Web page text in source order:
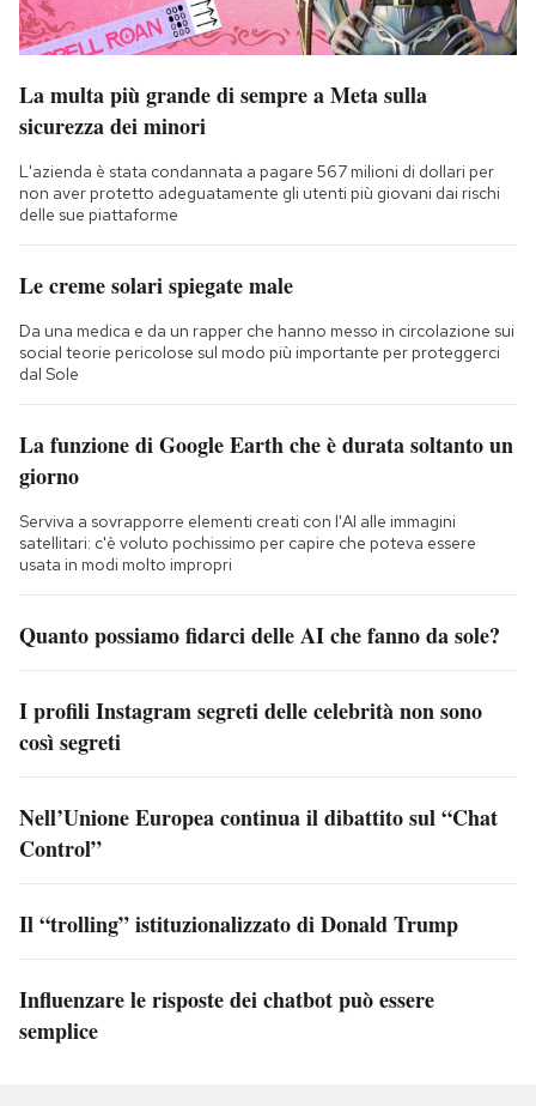
La multa più grande di sempre a Meta sulla
sicurezza dei minori
L'azienda è stata condannata a pagare 567 milioni di dollari per
non aver protetto adeguatamente gli utenti più giovani dai rischi
delle sue piattaforme
Le creme solari spiegate male
Da una medica e da un rapper che hanno messo in circolazione sui
social teorie pericolose sul modo più importante per proteggerci
dal Sole
La funzione di Google Earth che è durata soltanto un
giorno
Serviva a sovrapporre elementi creati con l'AI alle immagini
satellitari: c'è voluto pochissimo per capire che poteva essere
usata in modi molto impropri
Quanto possiamo fidarci delle AI che fanno da sole?
I profili Instagram segreti delle celebrità non sono
così segreti
Nell’Unione Europea continua il dibattito sul “Chat
Control”
Il “trolling” istituzionalizzato di Donald Trump
Influenzare le risposte dei chatbot può essere
semplice